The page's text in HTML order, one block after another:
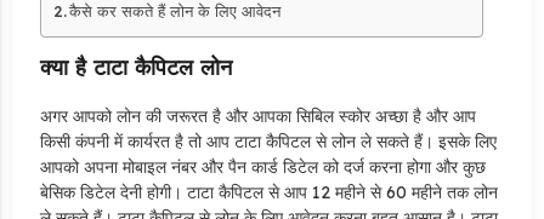
कैसे कर सकते हैं लोन के लिए आवेदन
क्या है टाटा कैपिटल लोन
अगर आपको लोन की जरूरत है और आपका सिबिल स्कोर अच्छा है और आप
किसी कंपनी में कार्यरत है तो आप टाटा कैपिटल से लोन ले सकते हैं। इसके लिए
आपको अपना मोबाइल नंबर और पैन कार्ड डिटेल को दर्ज करना होगा और कुछ
बेसिक डिटेल देनी होगी। टाटा कैपिटल से आप 12 महीने से 60 महीने तक लोन